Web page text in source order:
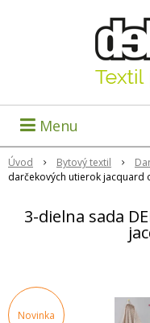
Menu
Úvod Bytový textil
darčekových utierok jacquard
3-dielna sada
Novinka